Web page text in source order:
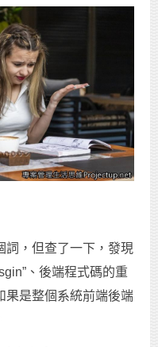
詞，但查了一下，發現
、後端程式碼的重
果是整個系統前端後端